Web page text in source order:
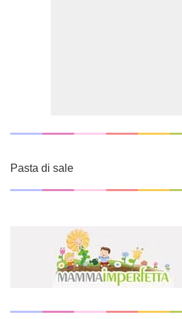
Pasta di sale